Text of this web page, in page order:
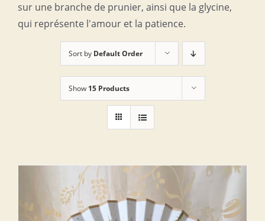
sur une branche de prunier, ainsi que la glycine,
qui représente l'amour et la patience.
Sort by Default Order
Show 15 Products